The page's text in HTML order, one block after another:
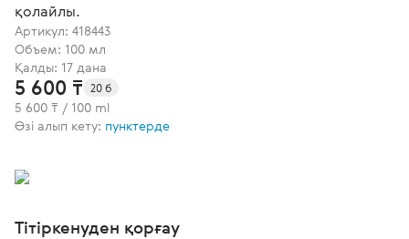
қолайлы.
Артикул: 418443
Объем: 100 мл
Қалды: 17 дана
5 600 ₸ 20 б
5 600 ₸ / 100 ml
Өзі алып кету: пунктерде
Тітіркенуден қорғау